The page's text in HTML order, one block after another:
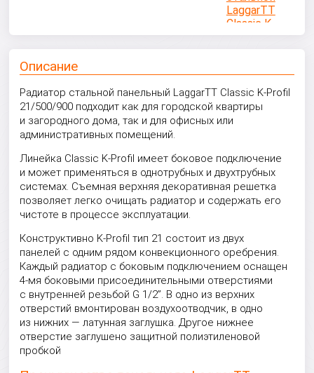
Описание
Радиатор стальной панельный LaggarTT Classic K-Profil
21/500/900 подходит как для городской квартиры
и загородного дома, так и для офисных или
административных помещений.
Линейка Classic K-Profil имеет боковое подключение
и может применяться в однотрубных и двухтрубных
системах. Съемная верхняя декоративная решетка
позволяет легко очищать радиатор и содержать его
чистоте в процессе эксплуатации.
Конструктивно K-Profil тип 21 состоит из двух
панелей с одним рядом конвекционного оребрения.
Каждый радиатор с боковым подключением оснащен
4-мя боковыми присоединительными отверстиями
с внутренней резьбой G 1/2”. В одно из верхних
отверстий вмонтирован воздухоотводчик, в одно
из нижних — латунная заглушка. Другое нижнее
отверстие заглушено защитной полиэтиленовой
пробкой